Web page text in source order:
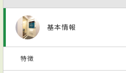
基本情報
特徴